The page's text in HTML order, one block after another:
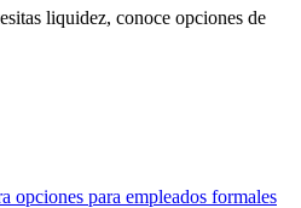
liquidez, conoce opciones de
opciones para empleados formales